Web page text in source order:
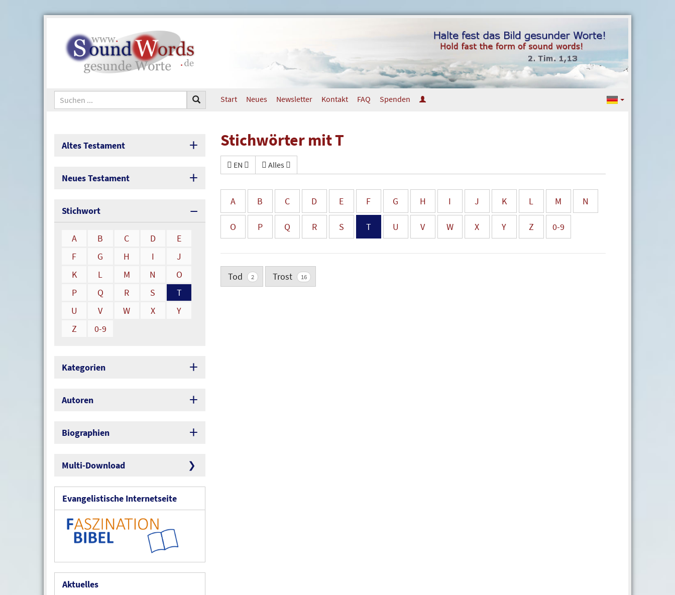
Start Neues Newsletter Kontakt FAQ Spenden
Altes Testament
Neues Testament
Stichwort
A B C D
E
F
G H I
J
K
L M N
O
P
Q R S
T
U
V W X
Y
Z
0-9
Kategorien
Autoren
Biographien
Multi-Download
Evangelistische Internetseite
Aktuelles
Stichwörter mit T
EN Alles
A B C D E F G H I J K L M N
O P Q R S T U V W X Y Z 0-9
Tod 2 Trost 16